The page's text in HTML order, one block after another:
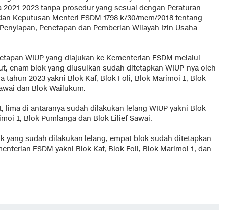
2023 tanpa prosedur yang sesuai dengan Peraturan
Keputusan Menteri ESDM 1798 k/30/mem/2018 tentang
Penetapan dan Pemberian Wilayah Izin Usaha
WIUP yang diajukan ke Kementerian ESDM melalui
enam blok yang diusulkan sudah ditetapkan WIUP-nya oleh
tahun 2023 yakni Blok Kaf, Blok Foli, Blok Marimoi 1, Blok
dan Blok Wailukum.
lima di antaranya sudah dilakukan lelang WIUP yakni Blok
1, Blok Pumlanga dan Blok Lilief Sawai.
yang sudah dilakukan lelang, empat blok sudah ditetapkan
ESDM yakni Blok Kaf, Blok Foli, Blok Marimoi 1, dan